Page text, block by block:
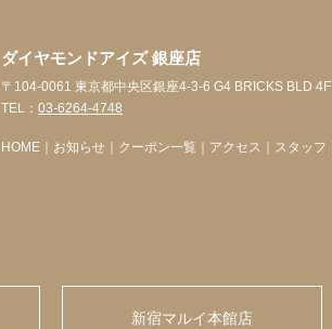
ダイヤモンドアイズ 銀座店
〒104-0061 東京都中央区銀座4-3-6 G4 BRICKS BLD 4F
TEL： 03-6264-4748
HOME お知らせ クーポン一覧 アクセス スタッフ
新宿マルイ本館店